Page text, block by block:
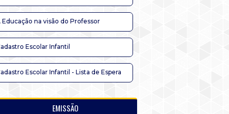
Educação na visão do Professor
Escolar Infantil
Escolar Infantil - Lista de Espera
EMISSÃO